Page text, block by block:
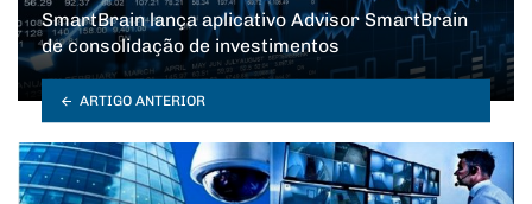
SmartBrain lança aplicativo Advisor SmartBrain
de consolidação de investimentos
ARTIGO ANTERIOR